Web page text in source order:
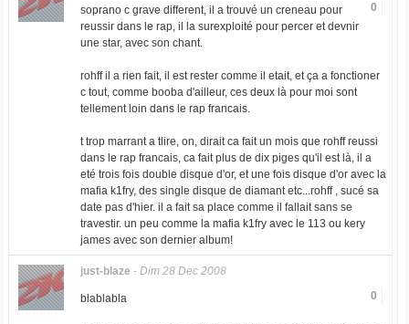
0
soprano c grave different, il a trouvé un creneau pour
reussir dans le rap, il la surexploité pour percer et devnir
une star, avec son chant.
rohff il a rien fait, il est rester comme il etait, et ça a fonctioner
c tout, comme booba d'ailleur, ces deux là pour moi sont
tellement loin dans le rap francais.
t trop marrant a tlire, on, dirait ca fait un mois que rohff reussi
dans le rap francais, ca fait plus de dix piges qu'il est là, il a
eté trois fois double disque d'or, et une fois disque d'or avec la
mafia k1fry, des single disque de diamant etc...rohff , sucé sa
date pas d'hier. il a fait sa place comme il fallait sans se
travestir. un peu comme la mafia k1fry avec le 113 ou kery
james avec son dernier album!
just-blaze - Dim 28 Dec 2008
0
blablabla